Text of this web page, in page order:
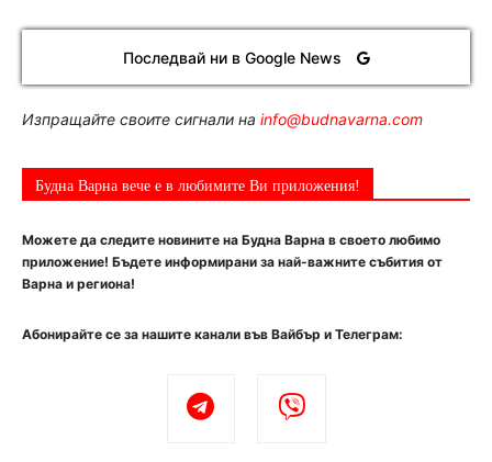
Последвай ни в Google News
Изпращайте своите сигнали на info@budnavarna.com
Будна Варна вече е в любимите Ви приложения!
Можете да следите новините на Будна Варна в своето любимо
приложение! Бъдете информирани за най-важните събития от
Варна и региона!
Абонирайте се за нашите канали във Вайбър и Телеграм: